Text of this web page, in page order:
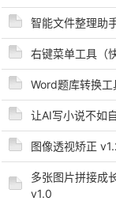
cn
智能文件整理助
右键菜单工具（
Word题库转换
让AI写小说不如
图像透视矫正
多张图片拼接成
v1.0